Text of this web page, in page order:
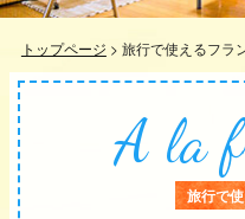
トップページ > 旅行で使えるフラ
A la
旅行で